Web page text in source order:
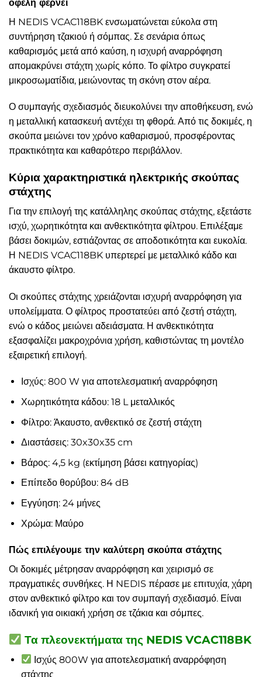
οφέλη φέρνει
Η NEDIS VCAC118BK ενσωματώνεται εύκολα στη
συντήρηση τζακιού ή σόμπας. Σε σενάρια όπως
καθαρισμός μετά από καύση, η ισχυρή αναρρόφηση
απομακρύνει στάχτη χωρίς κόπο. Το φίλτρο συγκρατεί
μικροσωματίδια, μειώνοντας τη σκόνη στον αέρα.
Ο συμπαγής σχεδιασμός διευκολύνει την αποθήκευση, ενώ
η μεταλλική κατασκευή αντέχει τη φθορά. Από τις δοκιμές, η
σκούπα μειώνει τον χρόνο καθαρισμού, προσφέροντας
πρακτικότητα και καθαρότερο περιβάλλον.
Κύρια χαρακτηριστικά ηλεκτρικής σκούπας
στάχτης
Για την επιλογή της κατάλληλης σκούπας στάχτης, εξετάστε
ισχύ, χωρητικότητα και ανθεκτικότητα φίλτρου. Επιλέξαμε
βάσει δοκιμών, εστιάζοντας σε αποδοτικότητα και ευκολία.
Η NEDIS VCAC118BK υπερτερεί με μεταλλικό κάδο και
άκαυστο φίλτρο.
Οι σκούπες στάχτης χρειάζονται ισχυρή αναρρόφηση για
υπολείμματα. Ο φίλτρος προστατεύει από ζεστή στάχτη,
ενώ ο κάδος μειώνει αδειάσματα. Η ανθεκτικότητα
εξασφαλίζει μακροχρόνια χρήση, καθιστώντας τη μοντέλο
εξαιρετική επιλογή.
Ισχύς: 800 W για αποτελεσματική αναρρόφηση
Χωρητικότητα κάδου: 18 L μεταλλικός
Φίλτρο: Άκαυστο, ανθεκτικό σε ζεστή στάχτη
Διαστάσεις: 30x30x35 cm
Βάρος: 4,5 kg (εκτίμηση βάσει κατηγορίας)
Επίπεδο θορύβου: 84 dB
Εγγύηση: 24 μήνες
Χρώμα: Μαύρο
Πώς επιλέγουμε την καλύτερη σκούπα στάχτης
Οι δοκιμές μέτρησαν αναρρόφηση και χειρισμό σε
πραγματικές συνθήκες. Η NEDIS πέρασε με επιτυχία, χάρη
στον ανθεκτικό φίλτρο και τον συμπαγή σχεδιασμό. Είναι
ιδανική για οικιακή χρήση σε τζάκια και σόμπες.
Τα πλεονεκτήματα της NEDIS VCAC118BK
Ισχύς 800W για αποτελεσματική αναρρόφηση
στάχτης